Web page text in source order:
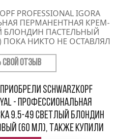
PROFESSIONAL IGORA
ПЕРМАНЕНТНАЯ КРЕМ-
БЛОНДИН ПАСТЕЛЬНЫЙ
НИКТО НЕ ОСТАВЛЯЛ
СВОЙ ОТЗЫВ
Schwarzkopf
- Профессиональная
9.5-49 Светлый блондин
(60 мл), также купили